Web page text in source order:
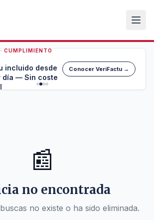
CUMPLIMIENTO
incluido desde
día — Sin coste
Conocer VeriFactu →
📰
no encontrada
no existe o ha sido eliminada.